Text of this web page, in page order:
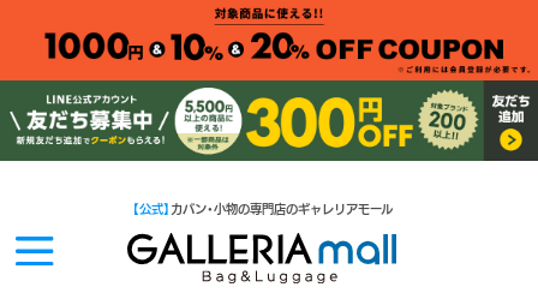
【公式】 カバン・小物の専門店のギャレリアモール